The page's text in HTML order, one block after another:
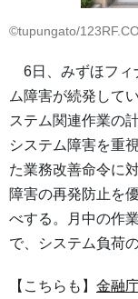
©tupungato/
6日、みずほフィ
ム障害が続発して
ステム関連作業の
システム障害を重
た業務改善命令に
障害の再発防止を
べする。月中の作
で、システム負荷
【こちらも】 金融